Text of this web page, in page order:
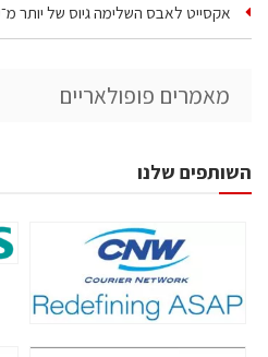
אקסייט לאבס השלימה גיוס של יותר מ־300 מיליון דולר…
מאמרים פופולאריים
השותפים שלנו